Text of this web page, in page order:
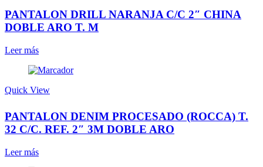
PANTALON DRILL NARANJA C/C 2″ CHINA
DOBLE ARO T. M
Leer más
Quick View
PANTALON DENIM PROCESADO (ROCCA) T.
32 C/C. REF. 2″ 3M DOBLE ARO
Leer más